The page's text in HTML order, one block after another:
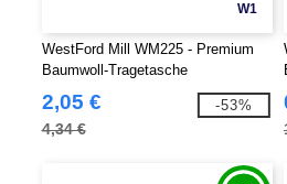
W1
WestFord Mill WM225 - Premium
Baumwoll-Tragetasche
2,05 €
4,34 €
-53%